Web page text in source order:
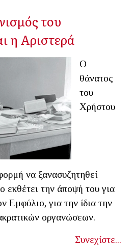
του
η Αριστερά
Ο
θάνατος
του
Χρήστου
να ξανασυζητηθεί
εκθέτει την άποψή του για
Εμφύλιο, για την ίδια την
οργανώσεων.
Συνεχίστε...